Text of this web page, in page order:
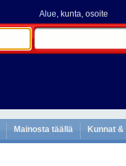
Alue, kunta, osoite
Mainosta täällä Kunnat